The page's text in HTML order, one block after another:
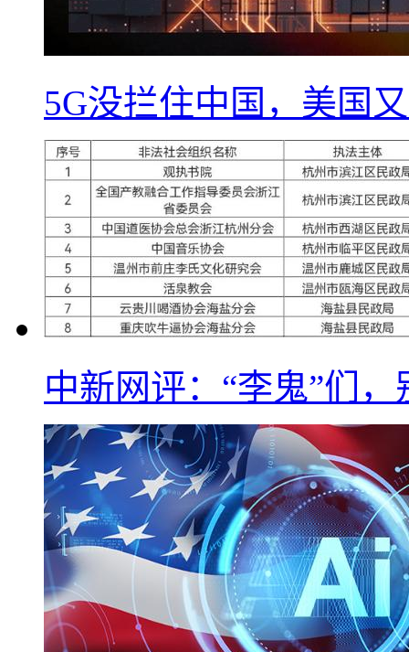
5G没拦住中国，美国
中新网评：“李鬼”们